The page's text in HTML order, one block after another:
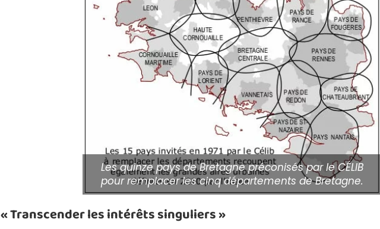
Les quinze pays de Bretagne préconisés par le CÉLIB
pour remplacer les cinq départements de Bretagne.
« Transcender les intérêts singuliers »